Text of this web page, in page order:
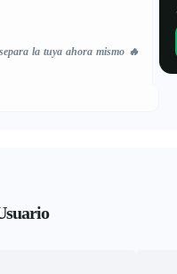
la tuya ahora mismo 🔥